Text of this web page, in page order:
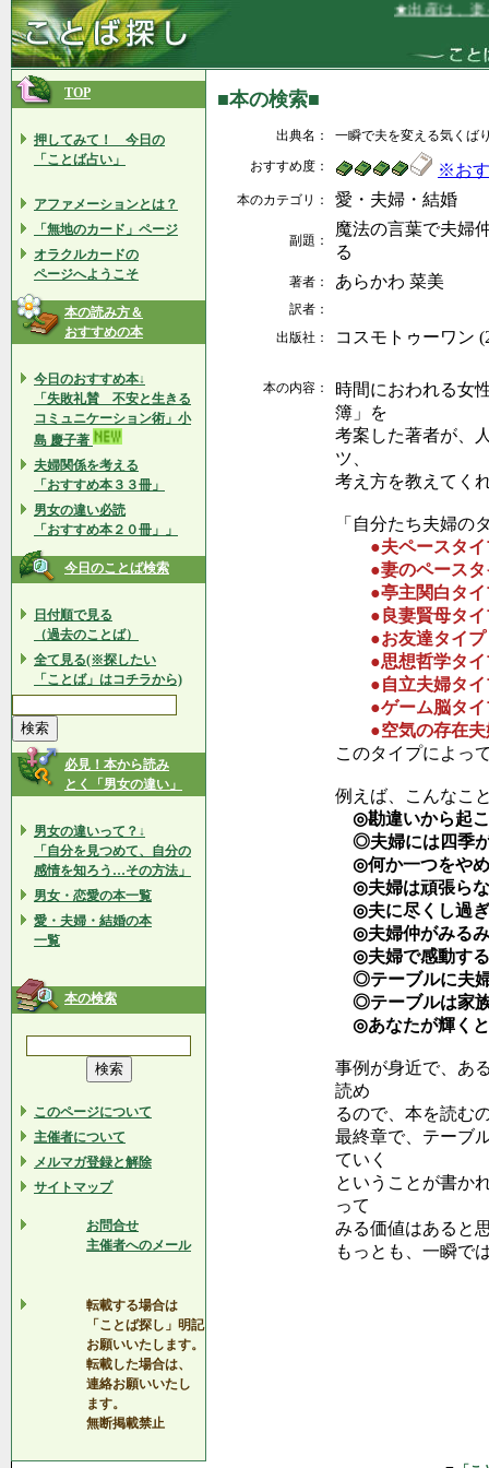
★出産は、楽々
TOP
押してみて！ 今日の
「ことば占い」
アファメーションとは？
「無地のカード」ページ
オラクルカードの
ページへようこそ
本の読み方＆
おすすめの本
今日のおすすめ本↓
「失敗礼賛 不安と生きる
コミュニケーション術」小
島 慶子著
夫婦関係を考える
「おすすめ本３３冊」
男女の違い必読
「おすすめ本２０冊」」
今日のことば検索
日付順で見る
（過去のことば）
全て見る(※探したい
「ことば」はコチラから)
必見！本から読み
とく「男女の違い」
男女の違いって？↓
「自分を見つめて、自分の
感情を知ろう…その方法」
男女・恋愛の本一覧
愛・夫婦・結婚の本
一覧
本の検索
このページについて
主催者について
メルマガ登録と解除
サイトマップ
お問合せ
主催者へのメール
転載する場合は
「ことば探し」明記
お願いいたします。
転載した場合は、
連絡お願いいたし
ます。
無断掲載禁止
■本の検索■
出典名：
一瞬で夫を変える気くば
おすすめ度：
※お
本のカテゴリ： 愛・夫婦・結婚
副題：
魔法の言葉で夫婦
る
著者： あらかわ 菜美
訳者：
出版社：
コスモトゥーワン
本の内容：
時間におわれる女
簿」を
考案した著者が、
ツ、
考え方を教えてく
「自分たち夫婦の
●夫ペースタイ
●妻のペースタ
●亭主関白タイ
●良妻賢母タイ
●お友達タイプ
●思想哲学タイ
●自立夫婦タイ
●ゲーム脳タイ
●空気の存在夫
このタイプによっ
例えば、こんなこ
◎勘違いから起
◎夫婦には四季が
◎何か一つをやめ
◎夫婦は頑張らな
◎夫に尽くし過
◎夫婦仲がみるみ
◎夫婦で感動する
◎テーブルに夫婦
◎テーブルは家族
◎あなたが輝く
事例が身近で、あ
読め
るので、本を読む
最終章で、テーブ
ていく
ということが書か
って
みる価値はあると
もっとも、一瞬で